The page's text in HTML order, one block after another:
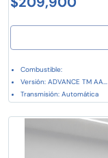
Combustible:
Versión: ADVANCE TM AA...
Transmisión: Automática